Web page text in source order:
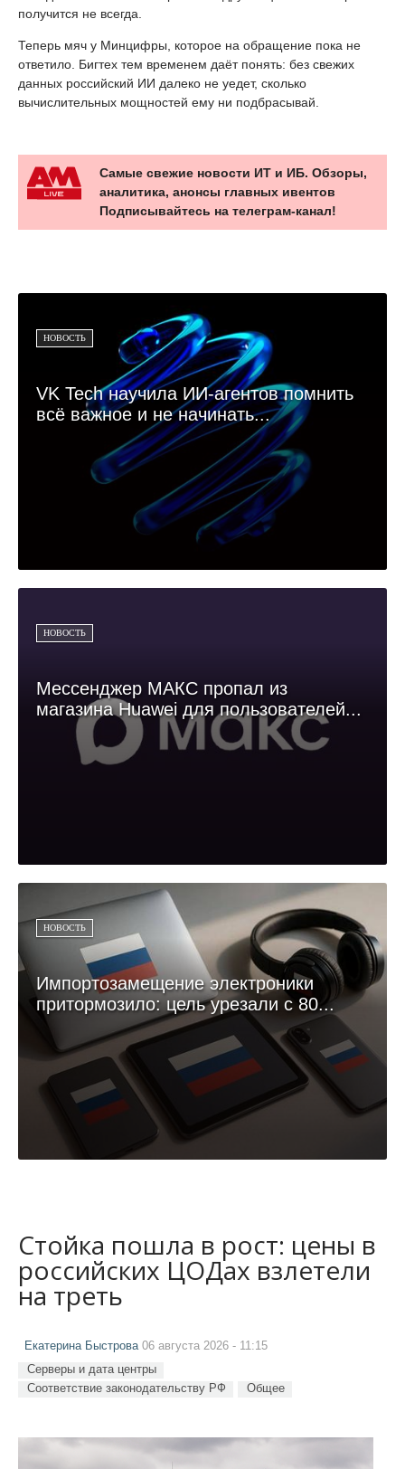
получится не всегда.
Теперь мяч у Минцифры, которое на обращение пока не
ответило. Бигтех тем временем даёт понять: без свежих
данных российский ИИ далеко не уедет, сколько
вычислительных мощностей ему ни подбрасывай.
Самые свежие новости ИТ и ИБ. Обзоры,
аналитика, анонсы главных ивентов
Подписывайтесь на телеграм-канал!
НОВОСТЬ
VK Tech научила ИИ-агентов помнить
всё важное и не начинать...
НОВОСТЬ
Мессенджер МАКС пропал из
магазина Huawei для пользователей...
НОВОСТЬ
Импортозамещение электроники
притормозило: цель урезали с 80...
Стойка пошла в рост: цены в
российских ЦОДах взлетели
на треть
Екатерина Быстрова06 августа 2026 - 11:15
Серверы и дата центры
Соответствие законодательству РФ
Общее